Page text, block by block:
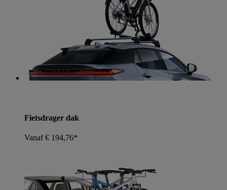
Fietsdrager dak
Vanaf € 194,76*